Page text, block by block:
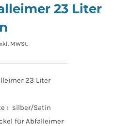
23 Liter
MWSt.
23 Liter
: silber/Satin
für Abfalleimer